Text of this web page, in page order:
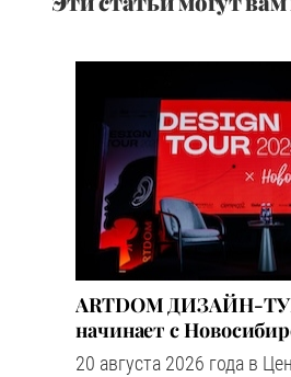
ARTDOM ДИЗАЙН-
начинает с
20 августа 2026 года в